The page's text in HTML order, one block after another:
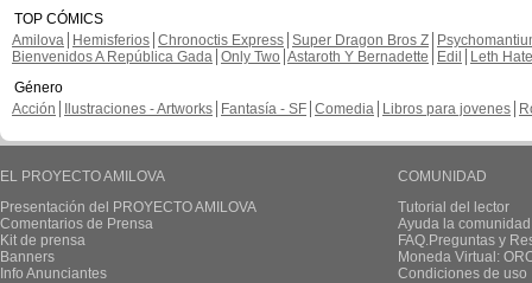
TOP CÓMICS
Amilova
Hemisferios Chronoctis Express Super Dragon Bros Z
Bienvenidos A República Gada Only Two Astaroth Y Bernadette Edil
Leth Hate
Género
Acción
Ilustraciones - Artworks Fantasía - SF Comedia Libros para jovenes
EL PROYECTO AMILOVA
Presentación del PROYECTO AMILOVA
Comentarios de Prensa
Kit de prensa
Banners
Info Anunciantes
COMUNIDAD
Tutorial del lector
Ayuda la
FAQ.Preguntas y
Moneda Virtual:
Condiciones de uso